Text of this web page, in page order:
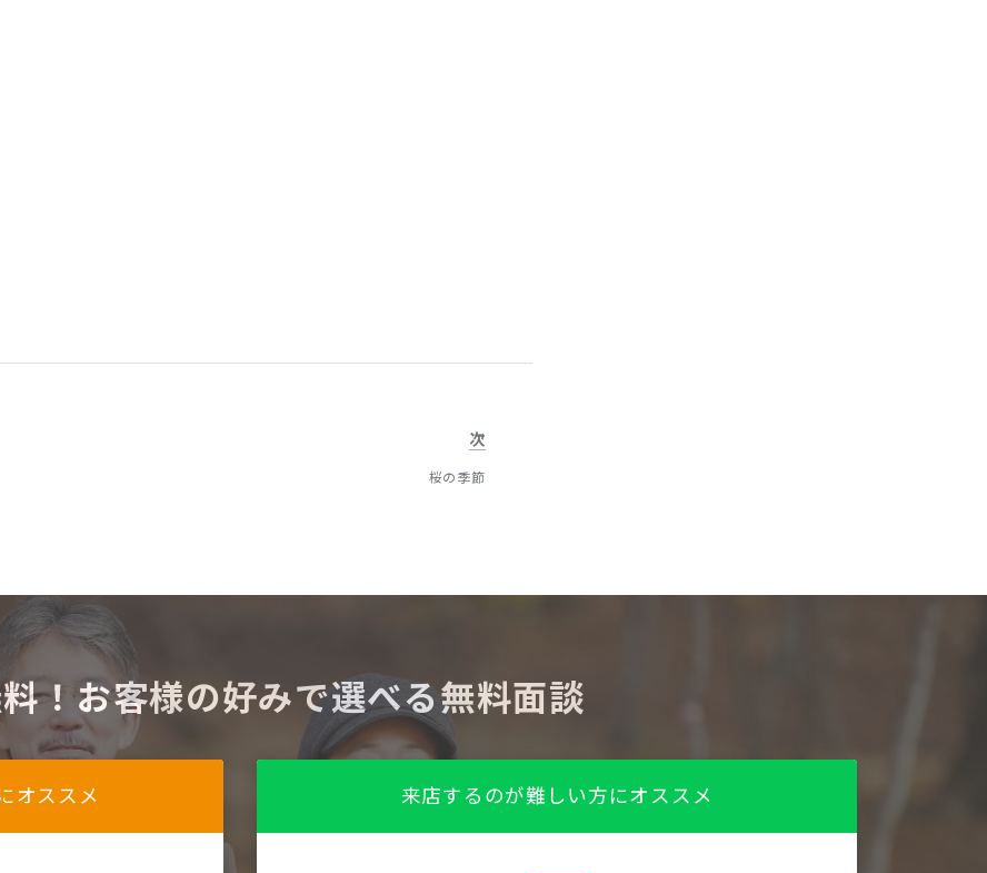
次
桜の季節
！お客様の好みで選べる無料面談
オススメ 来店するのが難しい方にオススメ